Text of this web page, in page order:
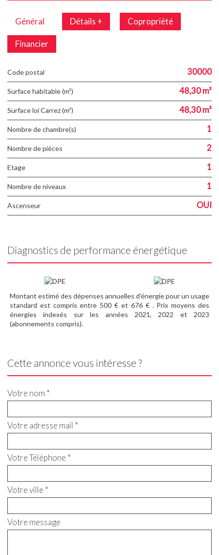
Général Détails + Copropriété
Financier
Code postal 30000
Surface habitable (m²) 48,30 m²
Surface loi Carrez (m²) 48,30 m²
Nombre de chambre(s) 1
Nombre de pièces 2
Etage 1
Nombre de niveaux 1
Ascenseur OUI
Diagnostics de performance énergétique
Montant estimé des dépenses annuelles d'énergie pour un usage
standard est compris entre 500 € et 676 € . Prix moyens des
énergies indexés sur les années 2021, 2022 et 2023
(abonnements compris).
Cette annonce vous intéresse ?
Votre nom *
Votre adresse mail *
Votre Téléphone *
Votre ville *
Votre message